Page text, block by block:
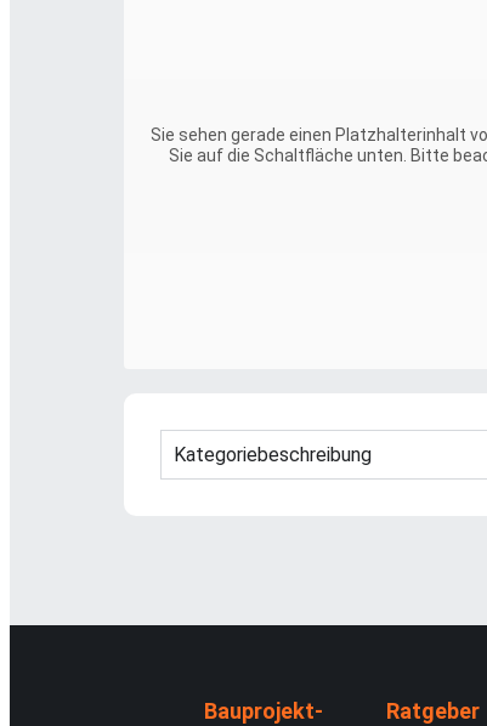
Sie sehen gerade einen Platzhalterinhalt
Sie auf die Schaltfläche unten. Bitte
Kategoriebeschreibung
Bauprojekt-
Ratgeber